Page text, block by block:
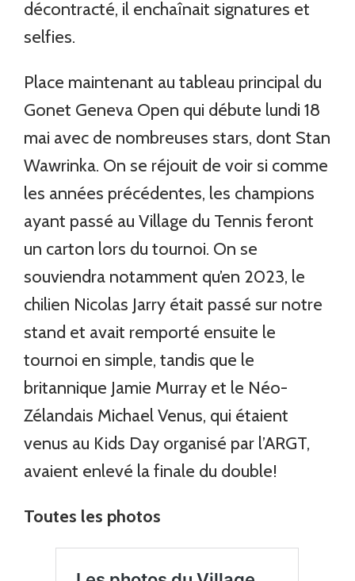
décontracté, il enchaînait signatures et
selfies.
Place maintenant au tableau principal du
Gonet Geneva Open qui débute lundi 18
mai avec de nombreuses stars, dont Stan
Wawrinka. On se réjouit de voir si comme
les années précédentes, les champions
ayant passé au Village du Tennis feront
un carton lors du tournoi. On se
souviendra notamment qu’en 2023, le
chilien Nicolas Jarry était passé sur notre
stand et avait remporté ensuite le
tournoi en simple, tandis que le
britannique Jamie Murray et le Néo-
Zélandais Michael Venus, qui étaient
venus au Kids Day organisé par l’ARGT,
avaient enlevé la finale du double!
Toutes les photos